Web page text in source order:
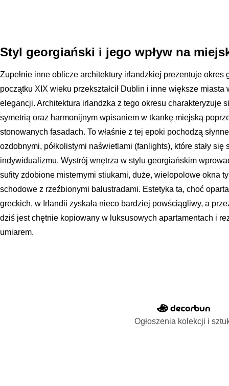
Styl georgiański i jego wpływ na
Zupełnie inne oblicze architektury irlandzkiej prezentuje okres
początku XIX wieku przekształcił Dublin i inne większe
elegancji. Architektura irlandzka z tego okresu charakteryzuje
symetrią oraz harmonijnym wpisaniem w tkankę miejską
stonowanych fasadach. To właśnie z tej epoki pochodzą
ozdobnymi, półkolistymi naświetlami (fanlights), które stały
indywidualizmu. Wystrój wnętrza w stylu georgiańskim
sufity zdobione misternymi stiukami, duże, wielopolowe okna
schodowe z rzeźbionymi balustradami. Estetyka ta, choć
greckich, w Irlandii zyskała nieco bardziej powściągliwy, a
dziś jest chętnie kopiowany w luksusowych apartamentach i
umiarem.
Ogłoszenia kolekcji i